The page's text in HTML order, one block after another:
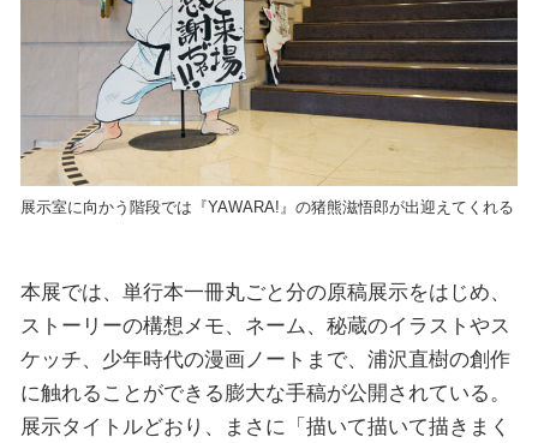
展示室に向かう階段では『YAWARA!』の猪熊滋悟郎が出迎えてくれる
本展では、単行本一冊丸ごと分の原稿展示をはじめ、
ストーリーの構想メモ、ネーム、秘蔵のイラストやス
ケッチ、少年時代の漫画ノートまで、浦沢直樹の創作
に触れることができる膨大な手稿が公開されている。
展示タイトルどおり、まさに「描いて描いて描きまく